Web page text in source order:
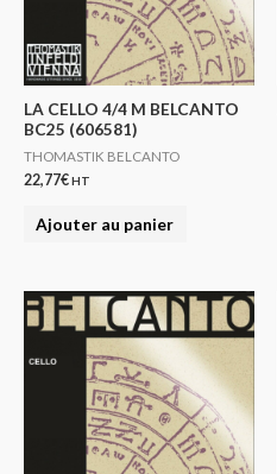
LA CELLO 4/4 M BELCANTO
BC25 (606581)
THOMASTIK BELCANTO
22,77€HT
Ajouter au panier